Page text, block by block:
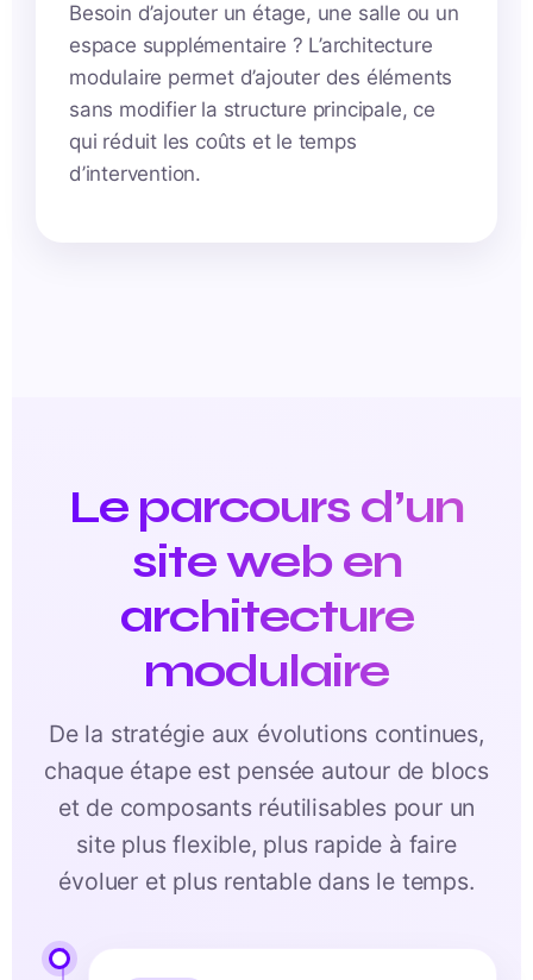
Besoin d’ajouter un étage, une salle ou un
espace supplémentaire ? L’architecture
modulaire permet d’ajouter des éléments
sans modifier la structure principale, ce
qui réduit les coûts et le temps
d’intervention.
Le parcours d’un
site web en
architecture
modulaire
De la stratégie aux évolutions continues,
chaque étape est pensée autour de blocs
et de composants réutilisables pour un
site plus flexible, plus rapide à faire
évoluer et plus rentable dans le temps.